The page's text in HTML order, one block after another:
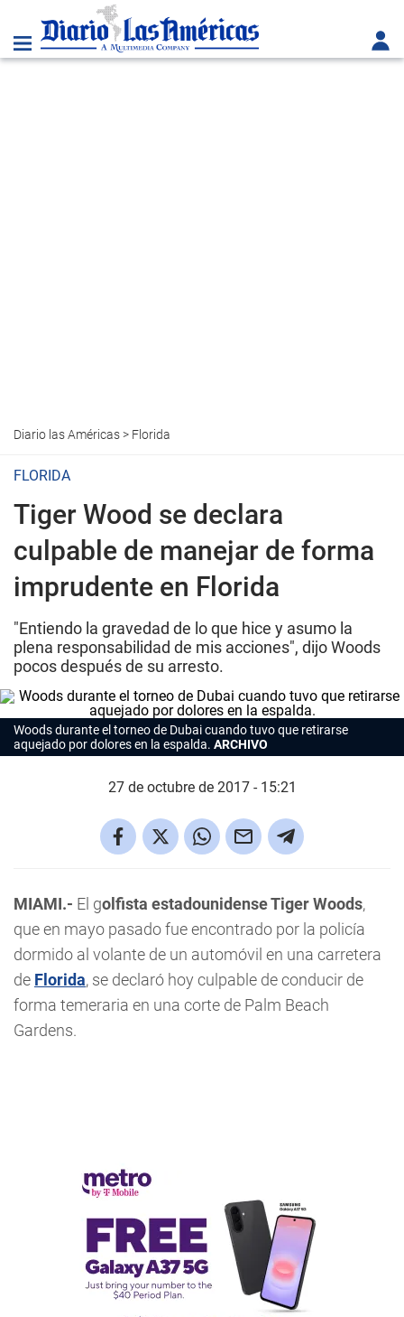
Diario las Américas> Florida
FLORIDA
Tiger Wood se declara
culpable de manejar de forma
imprudente en Florida
"Entiendo la gravedad de lo que hice y asumo la
plena responsabilidad de mis acciones", dijo Woods
pocos después de su arresto.
Woods durante el torneo de Dubai cuando tuvo que retirarse
aquejado por dolores en la espalda. ARCHIVO
27 de octubre de 2017 - 15:21
MIAMI.- El golfista estadounidense Tiger Woods,
que en mayo pasado fue encontrado por la policía
dormido al volante de un automóvil en una carretera
de Florida, se declaró hoy culpable de conducir de
forma temeraria en una corte de Palm Beach
Gardens.